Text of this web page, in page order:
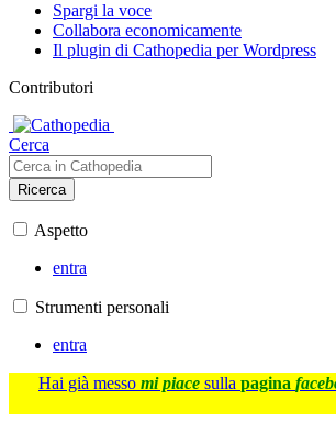
Spargi la voce
Collabora economicamente
Il plugin di Cathopedia per Wordpress
Contributori
Cerca
Ricerca
Aspetto
entra
Strumenti personali
entra
Hai già messo mi piace sulla pagina